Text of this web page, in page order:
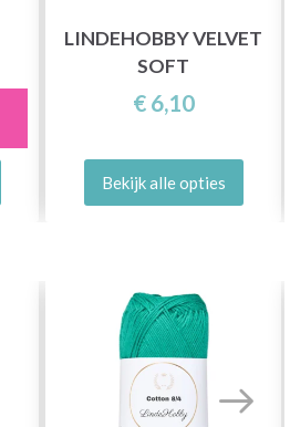
LINDEHOBBY VELVET
SOFT
€ 6,10
Bekijk alle opties